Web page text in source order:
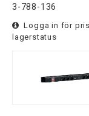
3-788-136
Logga in för
lagerstatus